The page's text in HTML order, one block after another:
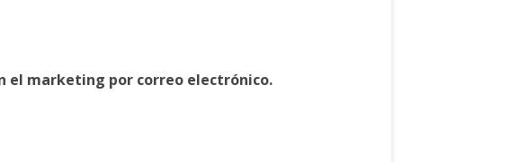
el marketing por correo electrónico.